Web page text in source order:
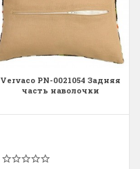
Vervaco PN-0021054 Задняя
часть наволочки